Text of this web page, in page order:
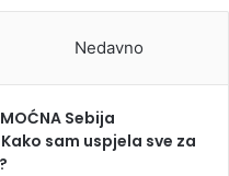
Nedavno
MOĆNA Sebija
sam uspjela sve za